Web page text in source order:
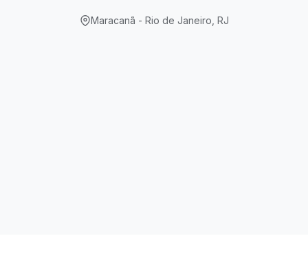
Maracanã - Rio de Janeiro, RJ